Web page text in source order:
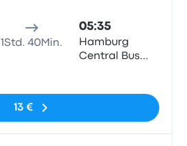
1Std. 40Min.
05:35
Hamburg
Central Bus
13 €